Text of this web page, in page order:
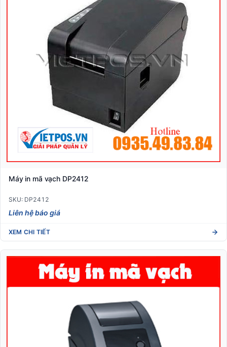
Máy in mã vạch DP2412
SKU: DP2412
Liên hệ báo giá
XEM CHI TIẾT